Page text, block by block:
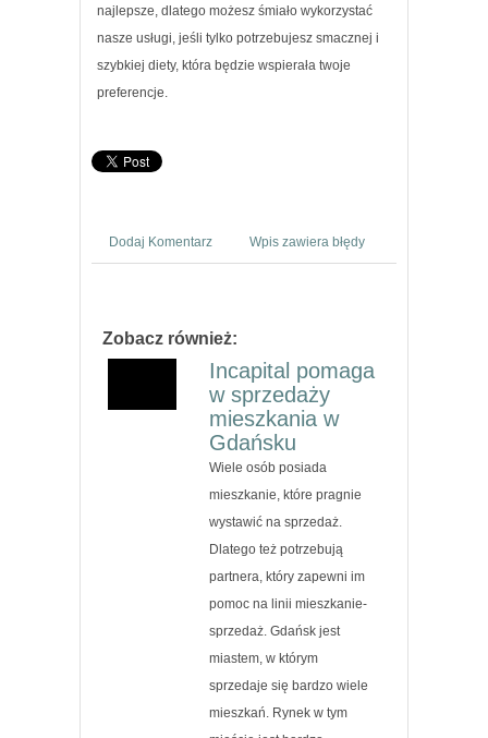
najlepsze, dlatego możesz śmiało wykorzystać
nasze usługi, jeśli tylko potrzebujesz smacznej i
szybkiej diety, która będzie wspierała twoje
preferencje.
Dodaj Komentarz Wpis zawiera błędy
Zobacz również:
Incapital pomaga
w sprzedaży
mieszkania w
Gdańsku
Wiele osób posiada
mieszkanie, które pragnie
wystawić na sprzedaż.
Dlatego też potrzebują
partnera, który zapewni im
pomoc na linii mieszkanie-
sprzedaż. Gdańsk jest
miastem, w którym
sprzedaje się bardzo wiele
mieszkań. Rynek w tym